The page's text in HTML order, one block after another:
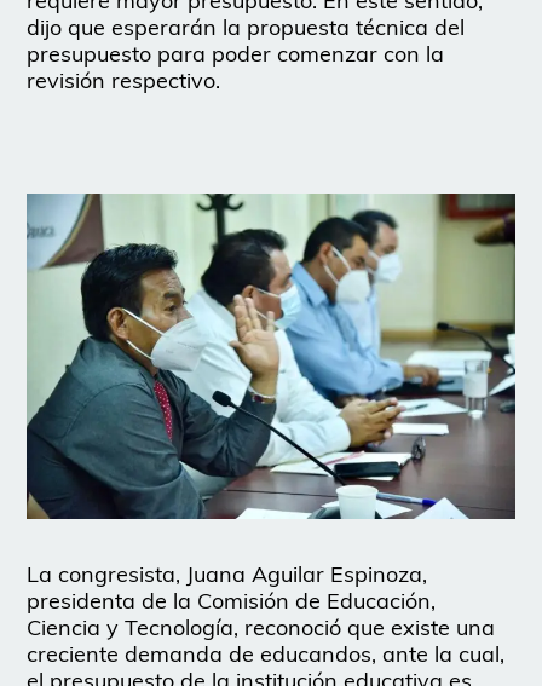
dijo que esperarán la propuesta técnica del
presupuesto para poder comenzar con la
revisión respectivo.
La congresista, Juana Aguilar Espinoza,
presidenta de la Comisión de Educación,
Ciencia y Tecnología, reconoció que existe una
creciente demanda de educandos, ante la cual,
el presupuesto de la institución educativa es